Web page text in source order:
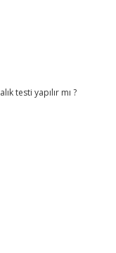
testi yapılır mı ?